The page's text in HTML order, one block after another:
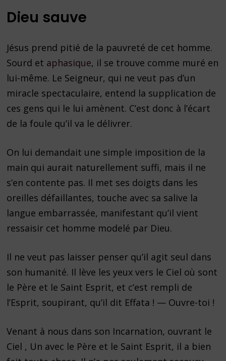
Dieu sauve
Jésus prend pitié de la pauvreté de cet homme.
Sourd et aphasique, il se trouve comme muré en
lui-même. Le Seigneur, qui ne veut pas d’un
miracle spectaculaire, entend la supplication de
ces gens qui le lui amènent. C’est donc à l’écart
de la foule qu’il va le délivrer.
On lui demandait une simple imposition de la
main qui aurait naturellement suffi, mais il ne
s’en contente pas. Il met ses doigts dans les
oreilles défaillantes, touche avec sa salive la
langue embarrassée, manifestant qu’il vient
ressaisir cet homme modelé par Dieu.
Il ne veut pas laisser penser qu’il agit seul dans
son humanité. Il lève les yeux vers le Ciel où sont
le Père et le Saint Esprit, et c’est rempli de
l’Esprit, soupirant, qu’il dit Effata ! — Ouvre-toi !
Venant à nous dans son Incarnation, ouvrant le
Ciel , Un avec le Père et le Saint Esprit, il a bien